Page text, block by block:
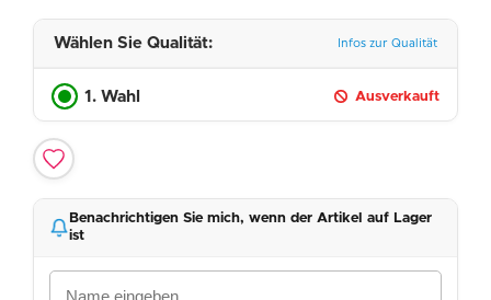
Wählen Sie Qualität: Infos zur Qualität
1. Wahl Ausverkauft
Benachrichtigen Sie mich, wenn der Artikel auf Lager
ist